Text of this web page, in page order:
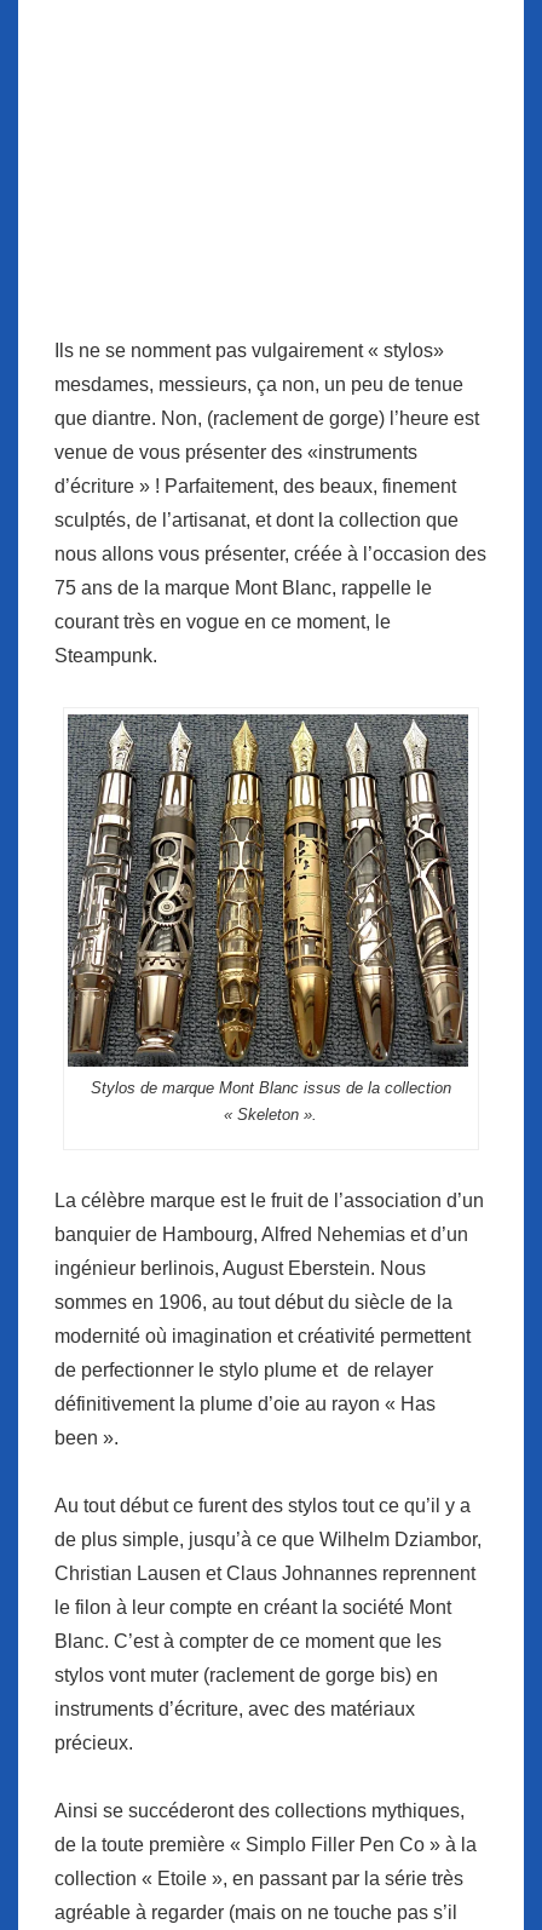
Ils ne se nomment pas vulgairement « stylos»
mesdames, messieurs, ça non, un peu de tenue
que diantre. Non, (raclement de gorge) l’heure est
venue de vous présenter des «instruments
d’écriture » ! Parfaitement, des beaux, finement
sculptés, de l’artisanat, et dont la collection que
nous allons vous présenter, créée à l’occasion des
75 ans de la marque Mont Blanc, rappelle le
courant très en vogue en ce moment, le
Steampunk.
Stylos de marque Mont Blanc issus de la collection
« Skeleton ».
La célèbre marque est le fruit de l’association d’un
banquier de Hambourg, Alfred Nehemias et d’un
ingénieur berlinois, August Eberstein. Nous
sommes en 1906, au tout début du siècle de la
modernité où imagination et créativité permettent
de perfectionner le stylo plume et de relayer
définitivement la plume d’oie au rayon « Has
been ».
Au tout début ce furent des stylos tout ce qu’il y a
de plus simple, jusqu’à ce que Wilhelm Dziambor,
Christian Lausen et Claus Johnannes reprennent
le filon à leur compte en créant la société Mont
Blanc. C’est à compter de ce moment que les
stylos vont muter (raclement de gorge bis) en
instruments d’écriture, avec des matériaux
précieux.
Ainsi se succéderont des collections mythiques,
de la toute première « Simplo Filler Pen Co » à la
collection « Etoile », en passant par la série très
agréable à regarder (mais on ne touche pas s’il